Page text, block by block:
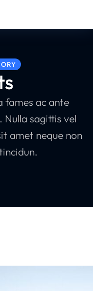
fames ac ante
Nulla sagittis vel
amet neque non